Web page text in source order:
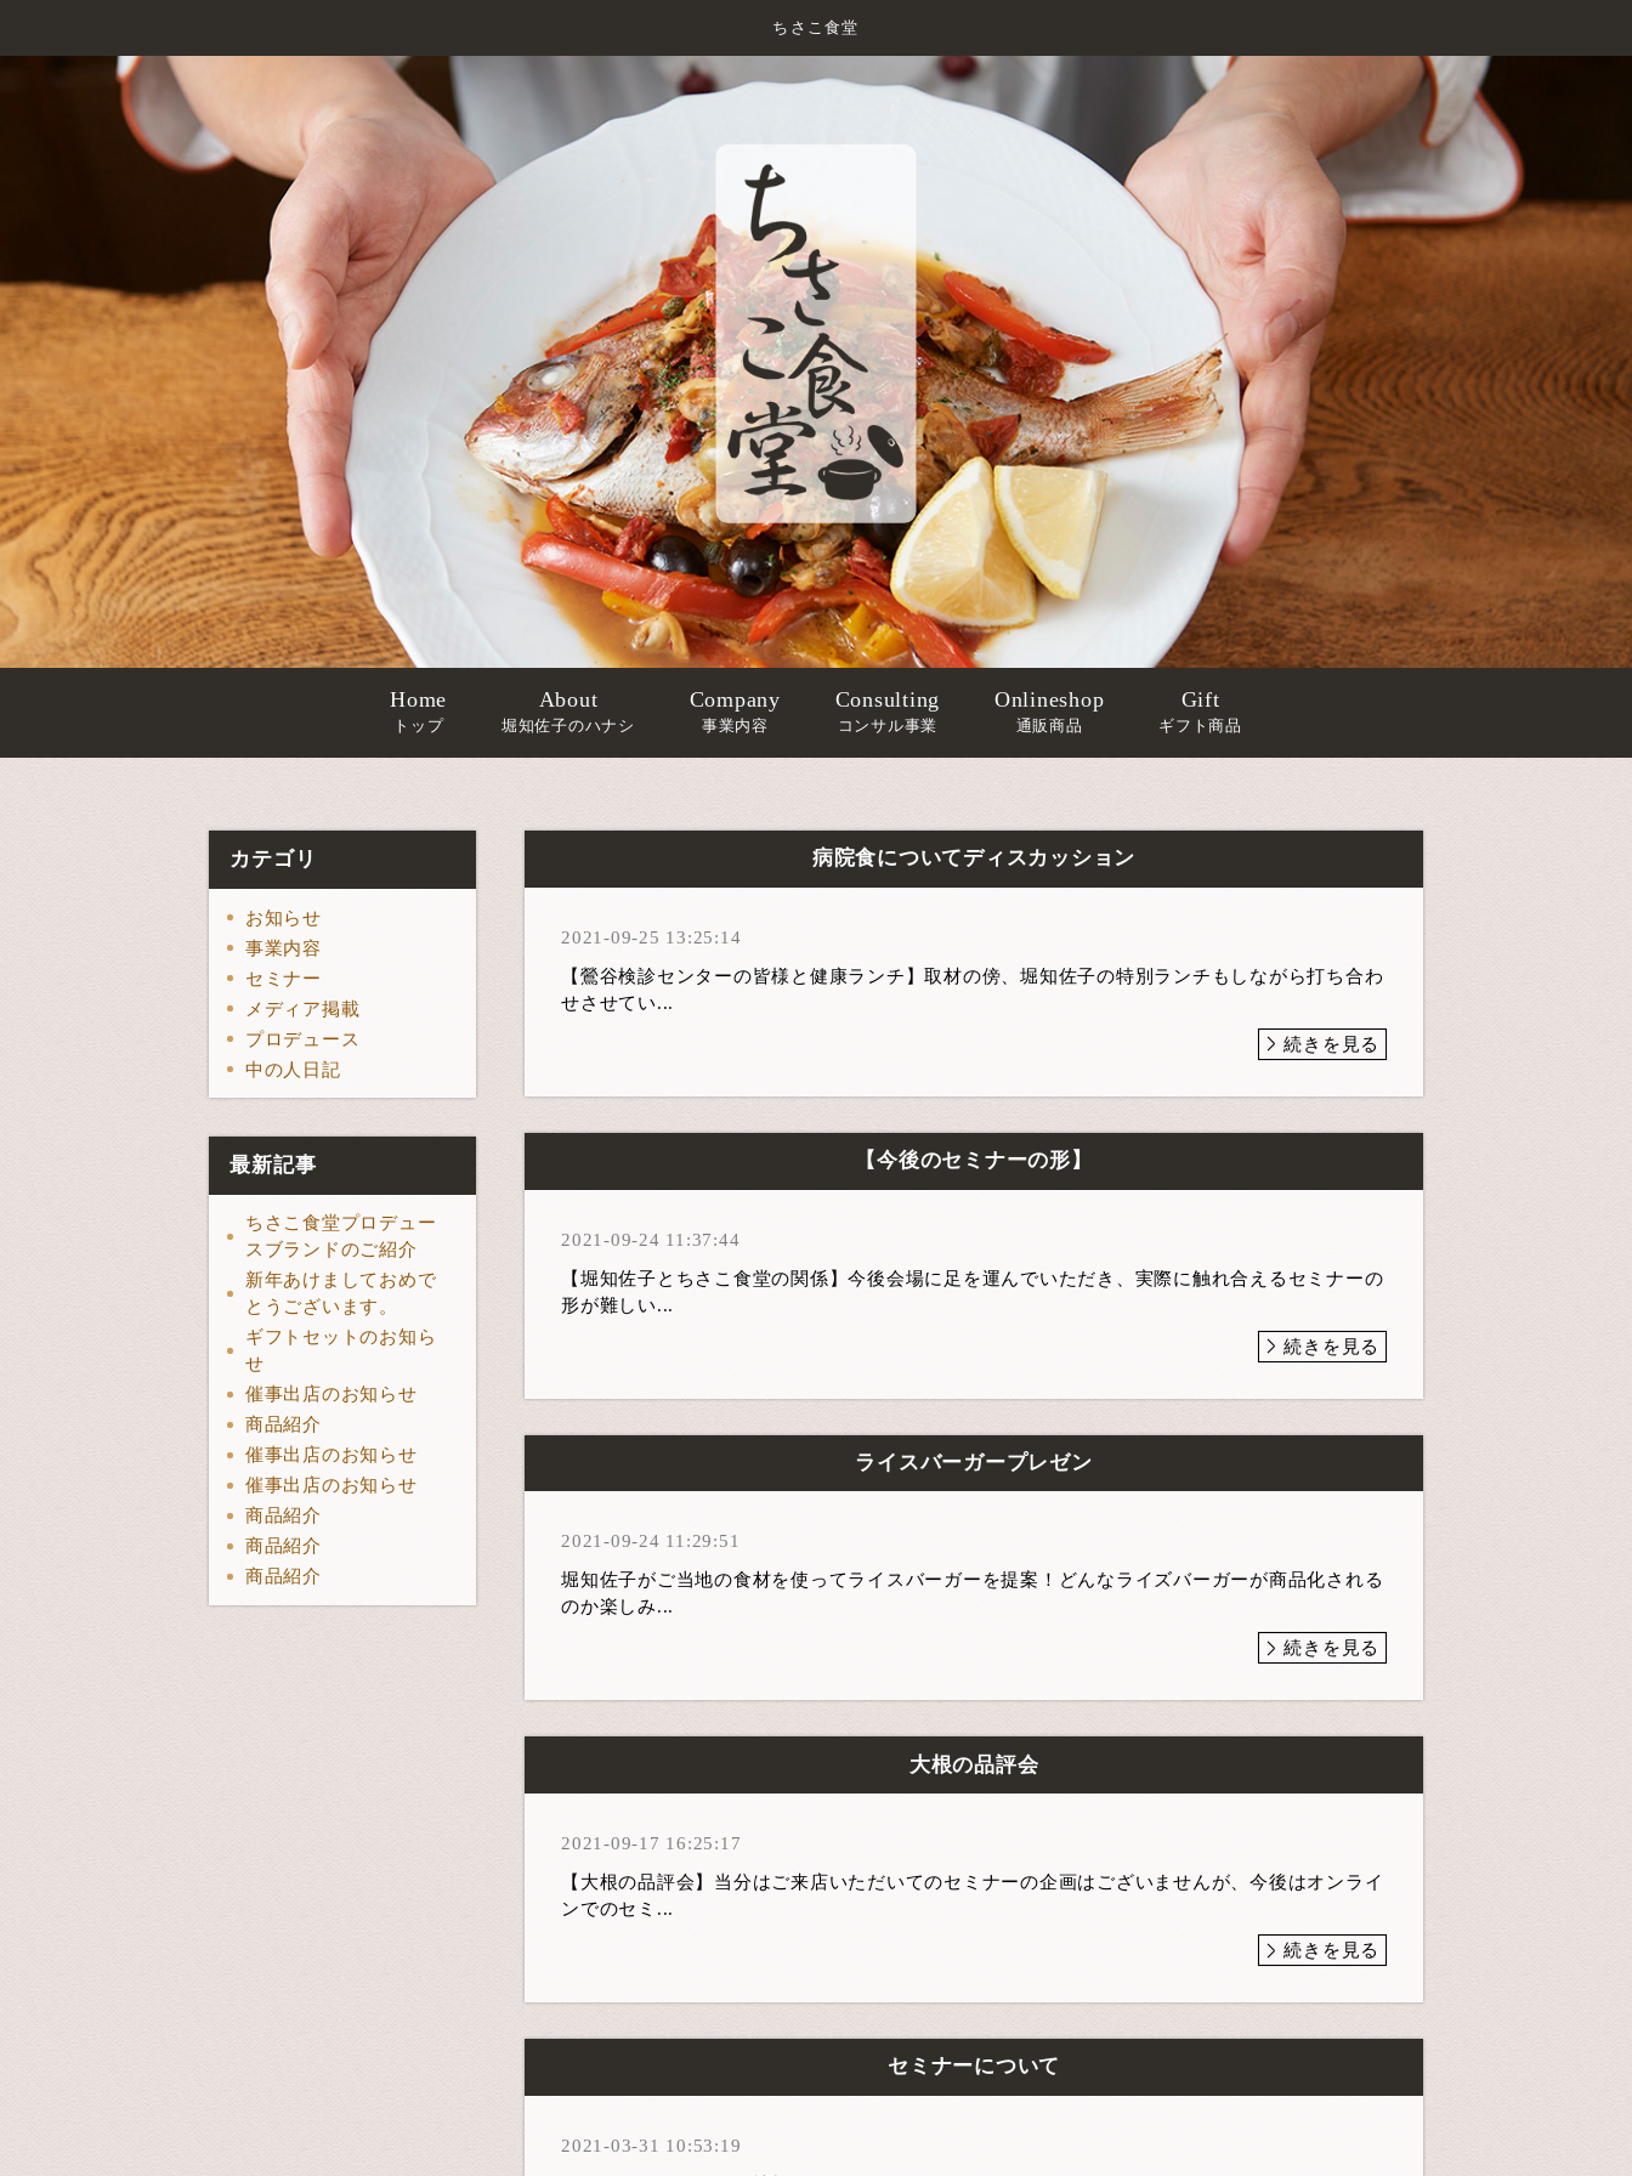
ちさこ食堂
Home
トップ
About
堀知佐子のハナシ
Company
事業内容
Consulting
コンサル事業
Onlineshop
通販商品
Gift
ギフト商品
カテゴリ
お知らせ
事業内容
セミナー
メディア掲載
プロデュース
中の人日記
最新記事
ちさこ食堂プロデュー
スブランドのご紹介
新年あけましておめで
とうございます。
ギフトセットのお知ら
せ
催事出店のお知らせ
商品紹介
催事出店のお知らせ
催事出店のお知らせ
商品紹介
商品紹介
商品紹介
病院食についてディスカッション
2021-09-25 13:25:14
【鶯谷検診センターの皆様と健康ランチ】取材の傍、堀知佐子の特別ランチもしながら打ち合わ
せさせてい...
続きを見る
【今後のセミナーの形】
2021-09-24 11:37:44
【堀知佐子とちさこ食堂の関係】今後会場に足を運んでいただき、実際に触れ合えるセミナーの
形が難しい...
続きを見る
ライスバーガープレゼン
2021-09-24 11:29:51
堀知佐子がご当地の食材を使ってライスバーガーを提案！どんなライズバーガーが商品化される
のか楽しみ...
続きを見る
大根の品評会
2021-09-17 16:25:17
【大根の品評会】当分はご来店いただいてのセミナーの企画はございませんが、今後はオンライ
ンでのセミ...
続きを見る
セミナーについて
2021-03-31 10:53:19